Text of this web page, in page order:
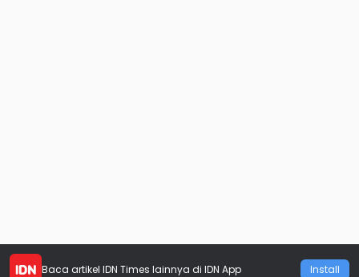
Baca artikel IDN Times lainnya di IDN App Install